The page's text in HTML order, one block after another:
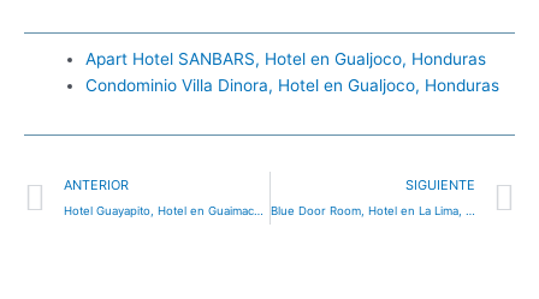
Apart Hotel SANBARS, Hotel en Gualjoco, Honduras
Condominio Villa Dinora, Hotel en Gualjoco, Honduras
Ant
ANTERIOR
Hotel Guayapito, Hotel en Guaimaca, Honduras
SIGUIENTE
Blue Door Room, Hotel en La Lima, Honduras